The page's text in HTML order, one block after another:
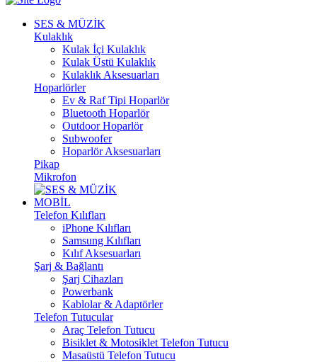
SES & MÜZİK
Kulaklık
Kulak İçi Kulaklık
Kulak Üstü Kulaklık
Kulaklık Aksesuarları
Hoparlörler
Ev & Raf Tipi Hoparlör
Bluetooth Hoparlör
Outdoor Hoparlör
Subwoofer
Hoparlör Aksesuarları
Pikap
Mikrofon
MOBİL
Telefon Kılıfları
iPhone Kılıfları
Samsung Kılıfları
Kılıf Aksesuarları
Şarj & Bağlantı
Şarj Cihazları
Powerbank
Kablolar & Adaptörler
Telefon Tutucular
Araç Telefon Tutucu
Bisiklet & Motosiklet Telefon Tutucu
Masaüstü Telefon Tutucu